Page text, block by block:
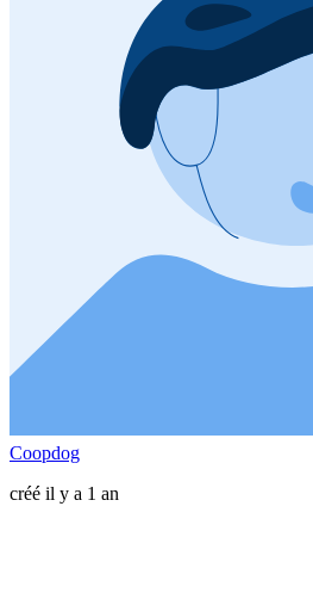
Coopdog
créé il y a 1 an